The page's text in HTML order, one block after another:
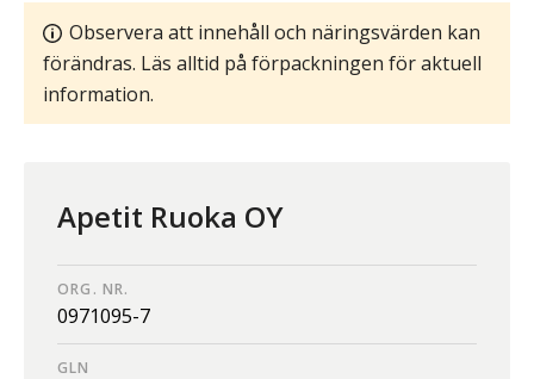
Observera att innehåll och näringsvärden kan
förändras. Läs alltid på förpackningen för aktuell
information.
Apetit Ruoka OY
ORG. NR.
0971095-7
GLN